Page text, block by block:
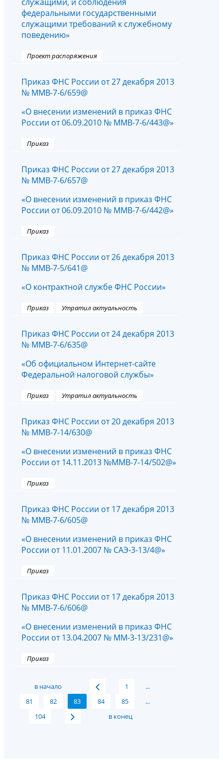
федеральными государственными
служащими требований к служебному
поведению»
Проект распоряжения
Приказ ФНС России от 27 декабря 2013
№ ММВ-7-6/659@
«О внесении изменений в приказ ФНС
России от 06.09.2010 № ММВ-7-6/443@»
Приказ
Приказ ФНС России от 27 декабря 2013
№ ММВ-7-6/657@
«О внесении изменений в приказ ФНС
России от 06.09.2010 № ММВ-7-6/442@»
Приказ
Приказ ФНС России от 26 декабря 2013
№ ММВ-7-5/641@
«О контрактной службе ФНС России»
Приказ Утратил актуальность
Приказ ФНС России от 24 декабря 2013
№ ММВ-7-6/635@
«Об официальном Интернет-сайте
Федеральной налоговой службы»
Приказ Утратил актуальность
Приказ ФНС России от 20 декабря 2013
№ ММВ-7-14/630@
«О внесении изменений в приказ ФНС
России от 14.11.2013 №ММВ-7-14/502@»
Приказ
Приказ ФНС России от 17 декабря 2013
№ ММВ-7-6/605@
«О внесении изменений в приказ ФНС
России от 11.01.2007 № САЭ-3-13/4@»
Приказ
Приказ ФНС России от 17 декабря 2013
№ ММВ-7-6/606@
«О внесении изменений в приказ ФНС
России от 13.04.2007 № ММ-3-13/231@»
Приказ
в начало 1
...
81
82 83 84 85
...
104
в конец